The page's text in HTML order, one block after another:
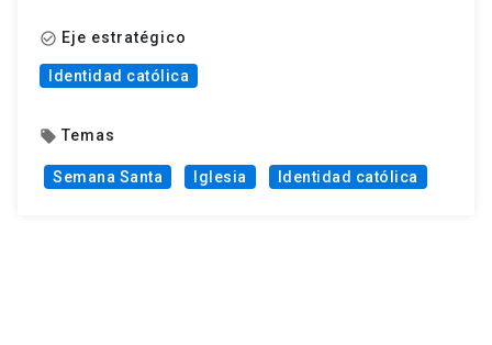
check_circle_outline Eje estratégico
Identidad católica
local_offer Temas
Semana Santa Iglesia Identidad católica